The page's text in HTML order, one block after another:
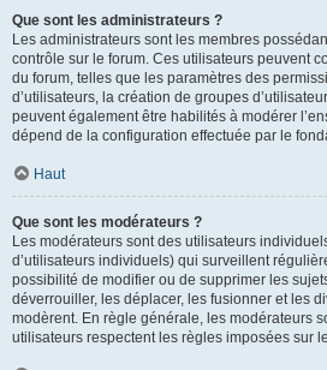
Que sont les administrateurs ?
Les administrateurs sont les membres
contrôle sur le forum. Ces utilisateurs peuvent
du forum, telles que les paramètres des
d’utilisateurs, la création de groupes
peuvent également être habilités à modérer
dépend de la configuration effectuée par le
Haut
Que sont les modérateurs ?
Les modérateurs sont des utilisateurs
d’utilisateurs individuels) qui surveillent
possibilité de modifier ou de supprimer les
déverrouiller, les déplacer, les fusionner et les
modèrent. En règle générale, les modérateurs
utilisateurs respectent les règles imposées sur